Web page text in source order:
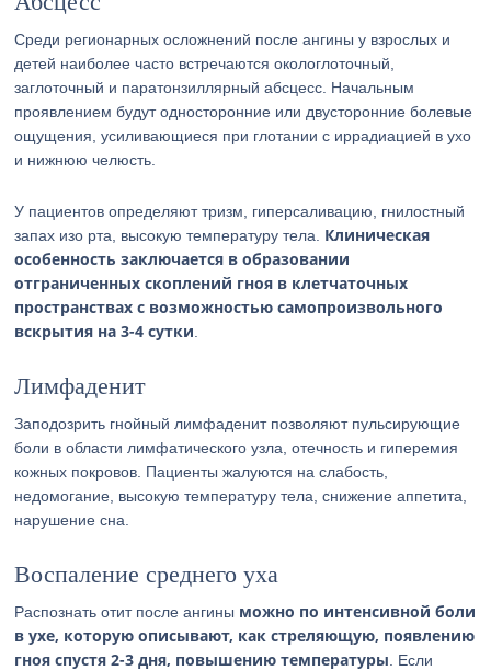
Среди регионарных осложнений после ангины у взрослых и
детей наиболее часто встречаются окологлоточный,
заглоточный и паратонзиллярный абсцесс. Начальным
проявлением будут односторонние или двусторонние болевые
ощущения, усиливающиеся при глотании с иррадиацией в ухо
и нижнюю челюсть.
У пациентов определяют тризм, гиперсаливацию, гнилостный
запах изо рта, высокую температуру тела. Клиническая
особенность заключается в образовании
отграниченных скоплений гноя в клетчаточных
пространствах с возможностью самопроизвольного
вскрытия на 3-4 сутки
Лимфаденит
Заподозрить гнойный лимфаденит позволяют пульсирующие
боли в области лимфатического узла, отечность и гиперемия
кожных покровов. Пациенты жалуются на слабость,
недомогание, высокую температуру тела, снижение аппетита,
нарушение сна.
Воспаление среднего уха
Распознать отит после ангины можно по интенсивной боли
в ухе, которую описывают, как стреляющую, появлению
гноя спустя 2-3 дня, повышению температуры . Если